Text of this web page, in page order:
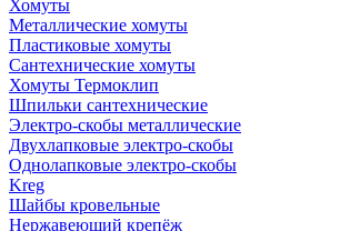
Хомуты
Металлические хомуты
Пластиковые хомуты
Сантехнические хомуты
Хомуты Термоклип
Шпильки сантехнические
Электро-скобы металлические
Двухлапковые электро-скобы
Однолапковые электро-скобы
Kreg
Шайбы кровельные
Нержавеющий крепёж